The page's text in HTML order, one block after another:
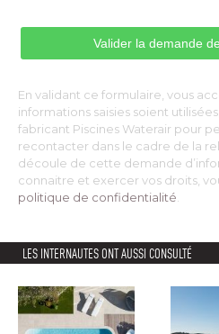
En validant ce formulaire, vous
informations saisies soient
fabricant Piscines Waterair pour
recontacter dans le cadre de la
découle de cette demande
connaitre et exercer vos droits,
politique de confidentialité
LES INTERNAUTES ONT AUSSI CONSULTÉ